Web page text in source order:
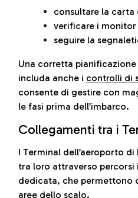
consultare la carta
verificare i
seguire la
Una corretta
includa anche i controlli di
consente di gestire con
le fasi prima dell’imbarco.
Collegamenti tra i
I Terminal dell’aeroporto
tra loro attraverso percorsi
dedicata, che permettono
aree dello scalo.